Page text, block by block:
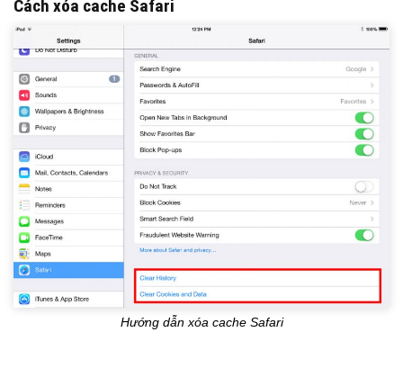
Cách xóa cache Safari
Hướng dẫn xóa cache Safari